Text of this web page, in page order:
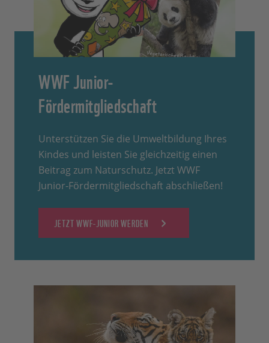
WWF Junior-
Fördermitgliedschaft
Unterstützen Sie die Umweltbildung Ihres
Kindes und leisten Sie gleichzeitig einen
Beitrag zum Naturschutz. Jetzt WWF
Junior-Fördermitgliedschaft abschließen!
JETZT WWF-JUNIOR WERDEN